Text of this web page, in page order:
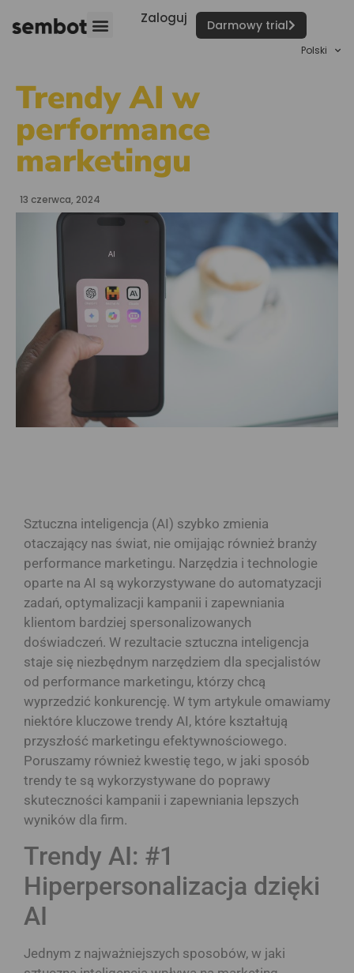
Zaloguj Darmowy trial
Polski
Trendy AI w
performance
marketingu
13 czerwca, 2024
Sztuczna inteligencja (AI) szybko zmienia
otaczający nas świat, nie omijając również branży
performance marketingu. Narzędzia i technologie
oparte na AI są wykorzystywane do automatyzacji
zadań, optymalizacji kampanii i zapewniania
klientom bardziej spersonalizowanych
doświadczeń. W rezultacie sztuczna inteligencja
staje się niezbędnym narzędziem dla specjalistów
od performance marketingu, którzy chcą
wyprzedzić konkurencję. W tym artykule omawiamy
niektóre kluczowe trendy AI, które kształtują
przyszłość marketingu efektywnościowego.
Poruszamy również kwestię tego, w jaki sposób
trendy te są wykorzystywane do poprawy
skuteczności kampanii i zapewniania lepszych
wyników dla firm.
Trendy AI: #1
Hiperpersonalizacja dzięki
AI
Jednym z najważniejszych sposobów, w jaki